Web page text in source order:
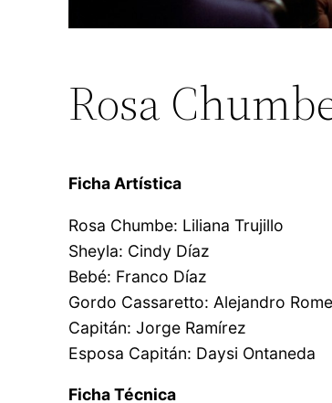
Rosa
Ficha Artística
Rosa Chumbe: Liliana Trujillo
Sheyla: Cindy Díaz
Bebé: Franco Díaz
Gordo Cassaretto: Alejandro
Capitán: Jorge Ramírez
Esposa Capitán: Daysi Ontaneda
Ficha Técnica